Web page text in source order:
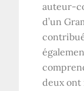
auteur-
d’un
deux ont